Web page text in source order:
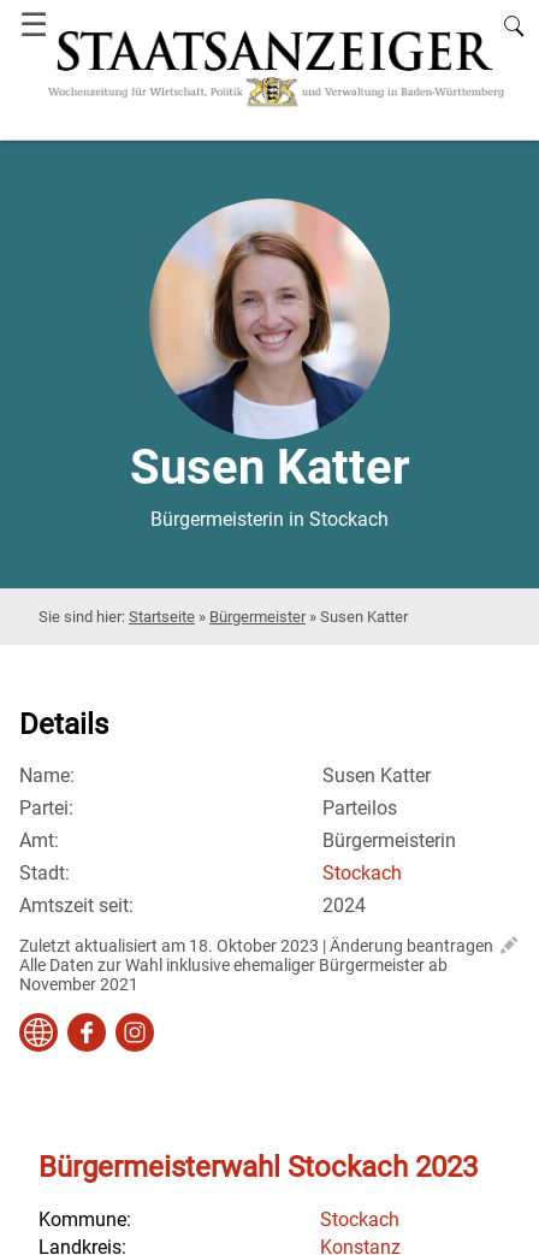
☰
Susen Katter
Bürgermeisterin in Stockach
Startseite » Bürgermeister» Susen Katter
Details
Name:
Susen Katter
Partei:
Parteilos
Amt:
Bürgermeisterin
Stadt:
Stockach
Amtszeit seit:
2024
Zuletzt aktualisiert am 18. Oktober 2023 | Änderung beantragen
Alle Daten zur Wahl inklusive ehemaliger Bürgermeister ab
November 2021
Bürgermeisterwahl Stockach 2023
Kommune:
Stockach
Landkreis:
Konstanz